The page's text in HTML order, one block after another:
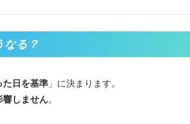
なる？
た日を基準 」に決まります。
響しません。